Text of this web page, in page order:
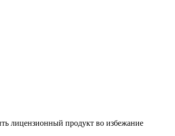
лицензионный продукт во избежание